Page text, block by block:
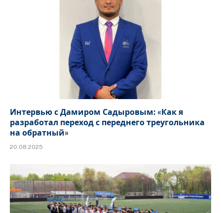
Интервью с Дамиром Садыровым: «Как я
разработал переход с переднего треугольника
на обратный»
20.08.2025